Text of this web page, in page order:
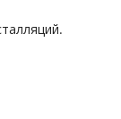
Ом